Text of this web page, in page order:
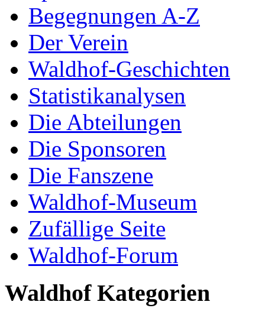
Begegnungen A-Z
Der Verein
Waldhof-Geschichten
Statistikanalysen
Die Abteilungen
Die Sponsoren
Die Fanszene
Waldhof-Museum
Zufällige Seite
Waldhof-Forum
Waldhof Kategorien